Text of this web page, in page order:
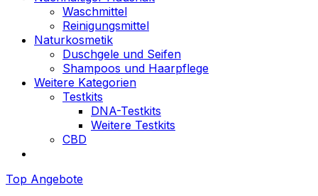
Waschmittel
Reinigungsmittel
Naturkosmetik
Duschgele und Seifen
Shampoos und Haarpflege
Weitere Kategorien
Testkits
DNA-Testkits
Weitere Testkits
CBD
Top Angebote